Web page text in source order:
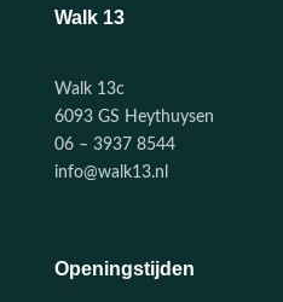
Walk 13
Walk 13c
6093 GS Heythuysen
06 – 3937 8544
info@walk13.nl
Openingstijden